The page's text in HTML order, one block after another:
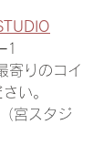
い。
宮スタジ